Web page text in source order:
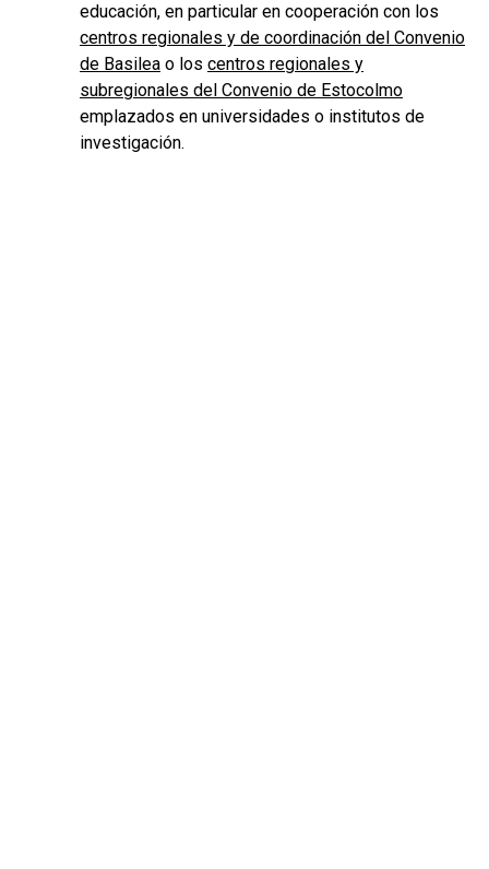
educación, en particular en cooperación con los
centros regionales y de coordinación del Convenio
de Basilea o los centros regionales y
subregionales del Convenio de Estocolmo
emplazados en universidades o institutos de
investigación.